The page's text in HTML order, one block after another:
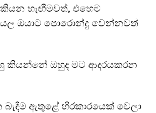
හැඟීමවත්, එහෙම
ඔයාට පොරොන්දු වෙන්නවත්
කියන්නේ ඔහුද මට ආදරයකරන
බැඳීම ඇතුළේ හිරකාරයෙක් වෙලා